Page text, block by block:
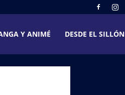
Y ANIMÉ DESDE EL SILLÓN